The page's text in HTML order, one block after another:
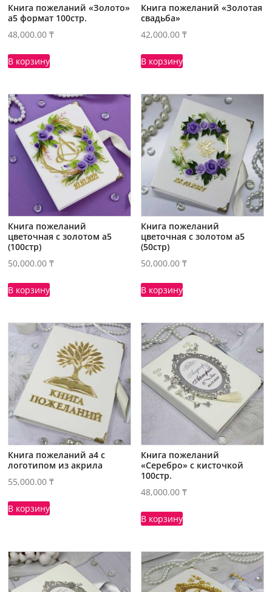
Книга пожеланий «Золото»
а5 формат 100стр.
48,000.00₸
В корзину
Книга пожеланий «Золотая
свадьба»
42,000.00₸
В корзину
Книга пожеланий
цветочная с золотом а5
(100стр)
50,000.00₸
В корзину
Книга пожеланий
цветочная с золотом а5
(50стр)
50,000.00₸
В корзину
Книга пожеланий а4 с
логотипом из акрила
55,000.00₸
В корзину
Книга пожеланий
«Серебро» с кисточкой
100стр.
48,000.00₸
В корзину